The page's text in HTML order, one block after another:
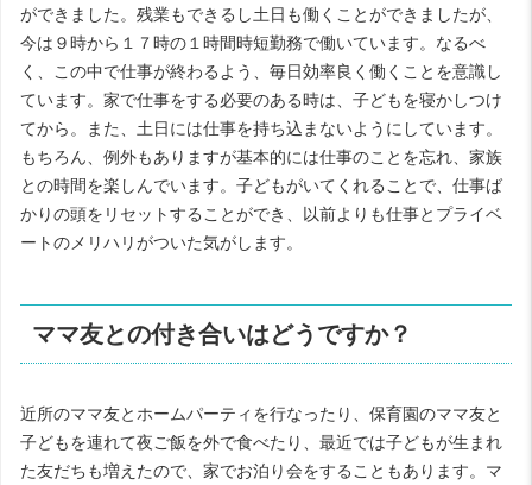
ができました。残業もできるし土日も働くことができましたが、
今は９時から１７時の１時間時短勤務で働いています。なるべ
く、この中で仕事が終わるよう、毎日効率良く働くことを意識し
ています。家で仕事をする必要のある時は、子どもを寝かしつけ
てから。また、土日には仕事を持ち込まないようにしています。
もちろん、例外もありますが基本的には仕事のことを忘れ、家族
との時間を楽しんでいます。子どもがいてくれることで、仕事ば
かりの頭をリセットすることができ、以前よりも仕事とプライベ
ートのメリハリがついた気がします。
ママ友との付き合いはどうですか？
近所のママ友とホームパーティを行なったり、保育園のママ友と
子どもを連れて夜ご飯を外で食べたり、最近では子どもが生まれ
た友だちも増えたので、家でお泊り会をすることもあります。マ